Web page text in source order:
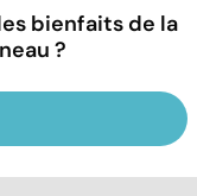
bienfaits de la
?